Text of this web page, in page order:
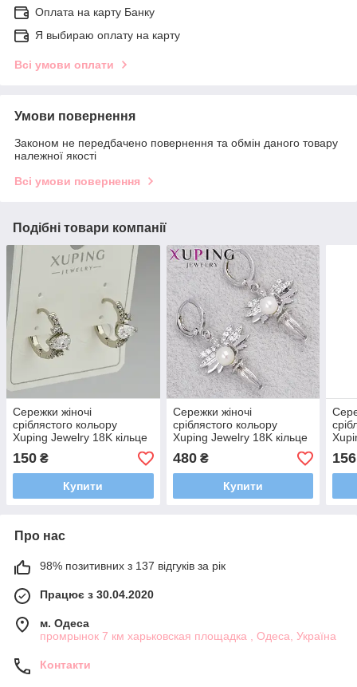
Оплата на карту Банку
Я выбираю оплату на карту
Всі умови оплати
Умови повернення
Законом не передбачено повернення та обмін даного товару
належної якості
Всі умови повернення
Подібні товари компанії
Сережки жіночі
сріблястого кольору
Xuping Jewelry 18K кільце
конго з білими кристалами
діаметр 15 мм
150 ₴
Купити
Сережки жіночі
сріблястого кольору
Xuping Jewelry 18K кільце
конго феї зі стразами та
перлинами довжина 40
мм
480₴
Купити
156
Про нас
98% позитивних з 137 відгуків за рік
Працює з 30.04.2020
м. Одеса
промрынок 7 км харьковская площадка , Одеса, Україна
Контакти